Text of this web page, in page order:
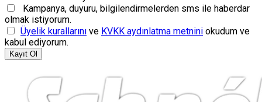
Kampanya, duyuru, bilgilendirmelerden sms ile haberdar
olmak istiyorum.
Üyelik kurallarını ve KVKK aydınlatma metnini okudum ve
kabul ediyorum.
Kayıt Ol